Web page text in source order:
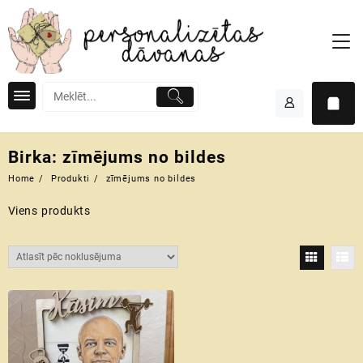
to
content
Birka: zīmējums no bildes
Home Produkti zīmējums no bildes
Viens produkts